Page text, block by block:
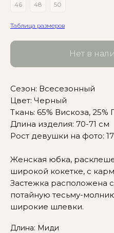
46
48 50
Таблица размеров
Нет в
Сезон: Всесезонный
Цвет: Черный
Ткань: 65% Вискоза, 25%
Длина изделия: 70-71 см
Рост девушки на фото:
Женская юбка,
широкой кокетке, с
Застежка расположена
потайную тесьму-
широкие шлевки.
Длина: Миди
Сомневаетесь в
посмотреть
Или напишите нам
вам поможем!